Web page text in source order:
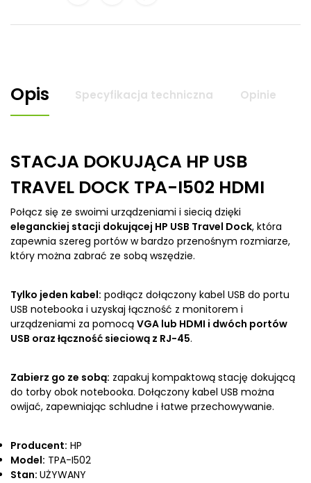
Opis Specyfikacja techniczna Opinie
STACJA DOKUJĄCA HP USB
TRAVEL DOCK TPA-I502 HDMI
Połącz się ze swoimi urządzeniami i siecią dzięki
eleganckiej stacji dokującej HP USB Travel Dock, która
zapewnia szereg portów w bardzo przenośnym rozmiarze,
który można zabrać ze sobą wszędzie.
Tylko jeden kabel: podłącz dołączony kabel USB do portu
USB notebooka i uzyskaj łączność z monitorem i
urządzeniami za pomocą VGA lub HDMI i dwóch portów
USB oraz łączność sieciową z RJ-45.
Zabierz go ze sobą: zapakuj kompaktową stację dokującą
do torby obok notebooka. Dołączony kabel USB można
owijać, zapewniając schludne i łatwe przechowywanie.
Producent: HP
Model: TPA-I502
Stan: UŻYWANY